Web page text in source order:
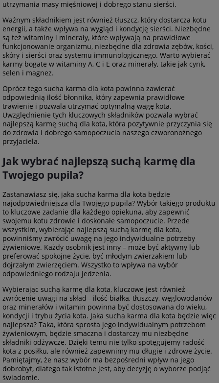
utrzymania masy mięśniowej i dobrego stanu sierści.
Ważnym składnikiem jest również tłuszcz, który dostarcza kotu
energii, a także wpływa na wygląd i kondycję sierści. Niezbędne
są też witaminy i minerały, które wpływają na prawidłowe
funkcjonowanie organizmu, niezbędne dla zdrowia zębów, kości,
skóry i sierści oraz systemu immunologicznego. Warto wybierać
karmy bogate w witaminy A, C i E oraz minerały, takie jak cynk,
selen i magnez.
Oprócz tego sucha karma dla kota powinna zawierać
odpowiednią ilość błonnika, który zapewnia prawidłowe
trawienie i pozwala utrzymać optymalną wagę kota.
Uwzględnienie tych kluczowych składników pozwala wybrać
najlepszą karmę suchą dla kota, która pozytywnie przyczynia się
do zdrowia i dobrego samopoczucia naszego czworonożnego
przyjaciela.
Jak wybrać najlepszą suchą karmę dla
Twojego pupila?
Zastanawiasz się, jaka sucha karma dla kota będzie
najodpowiedniejsza dla Twojego pupila? Wybór takiego produktu
to kluczowe zadanie dla każdego opiekuna, aby zapewnić
swojemu kotu zdrowie i doskonałe samopoczucie. Przede
wszystkim, wybierając najlepszą suchą karmę dla kota,
powinniśmy zwrócić uwagę na jego indywidualne potrzeby
żywieniowe. Każdy osobnik jest inny – może być aktywny lub
preferować spokojne życie, być młodym zwierzakiem lub
dojrzałym zwierzęciem. Wszystko to wpływa na wybór
odpowiedniego rodzaju jedzenia.
Wybierając suchą karmę dla kota, kluczowe jest również
zwrócenie uwagi na skład - ilość białka, tłuszczy, węglowodanów
oraz minerałów i witamin powinna być dostosowana do wieku,
kondycji i trybu życia kota. Jaka sucha karma dla kota będzie więc
najlepsza? Taka, która sprosta jego indywidualnym potrzebom
żywieniowym, będzie smaczna i dostarczy mu niezbędne
składniki odżywcze. Dzięki temu nie tylko spotęgujemy radość
kota z posiłku, ale również zapewnimy mu długie i zdrowe życie.
Pamiętajmy, że nasz wybór ma bezpośredni wpływ na jego
dobrobyt, dlatego tak istotne jest, aby decyzję o wyborze podjąć
świadomie.